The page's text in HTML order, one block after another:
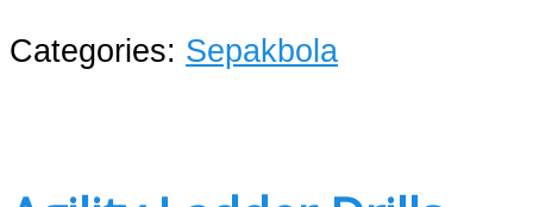
Categories: Sepakbola